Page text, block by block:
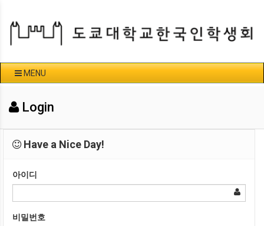
MENU
Login
Have a Nice Day!
아이디
비밀번호